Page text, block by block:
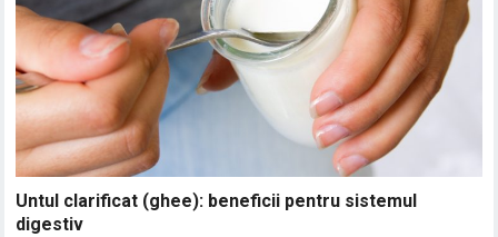
Untul clarificat (ghee): beneficii pentru sistemul
digestiv